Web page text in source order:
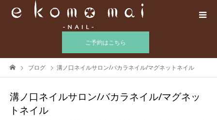
ご予約はこちら
ブログ 溝ノ口ネイルサロン/バカラネイル/マグネットネイル
溝ノ口ネイルサロン/バカラネイル/マグネッ
トネイル